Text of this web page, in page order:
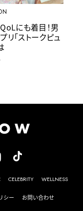
にも着目！男
リ「ストークピュ
CELEBRITY
WELLNESS
シー
お問い合わせ